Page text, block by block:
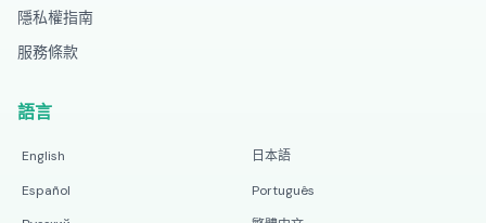
隱私權指南
服務條款
語言
English
日本語
Español
Português